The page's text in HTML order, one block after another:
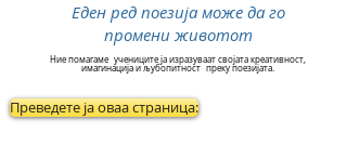
Еден ред поезија може да го
промени животот
Ние помагаме учениците ја изразуваат својата креативност,
имагинација и љубопитност преку поезијата.
Преведете ја оваа страница: